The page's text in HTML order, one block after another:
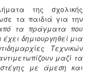
της σχολικής
τα παιδιά για την
τα πράγματα που
έχει δημιουργηθεί μια
Τεχνικών
μαζί τα
με άμεση και